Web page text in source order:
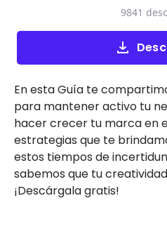
9841
En esta Guía te
para mantener activo tu
hacer crecer tu marca en
estrategias que te
estos tiempos de
sabemos que tu
¡Descárgala gratis!